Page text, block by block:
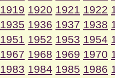
1919 1920 1921 1922
1935 1936 1937 1938
1951 1952 1953 1954
1967 1968 1969 1970
1983 1984 1985 1986